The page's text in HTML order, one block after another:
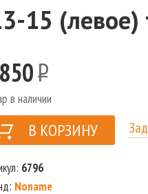
15 (левое)
Р
в наличии
6796
Noname